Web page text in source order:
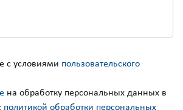
с условиями пользовательского
на обработку персональных данных в
политикой обработки персональных